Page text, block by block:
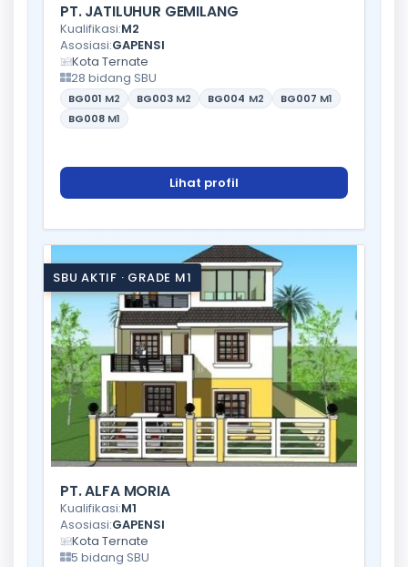
PT. JATILUHUR GEMILANG
Kualifikasi:M2
Asosiasi:GAPENSI
Kota Ternate
28 bidang SBU
BG001 M2 BG003 M2 BG004 M2 BG007 M1
BG008 M1
Lihat profil
SBU AKTIF · GRADE M1
PT. ALFA MORIA
Kualifikasi:M1
Asosiasi:GAPENSI
Kota Ternate
5 bidang SBU